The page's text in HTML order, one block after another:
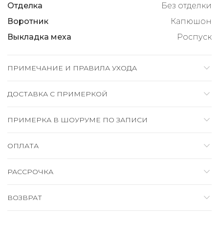
Отделка
Без отделки
Воротник
Капюшон
Выкладка меха
Роспуск
ПРИМЕЧАНИЕ И ПРАВИЛА УХОДА
ДОСТАВКА C ПРИМЕРКОЙ
ПРИМЕРКА В ШОУРУМЕ ПО ЗАПИСИ
ОПЛАТА
РАССРОЧКА
ВОЗВРАТ